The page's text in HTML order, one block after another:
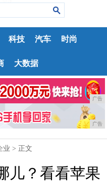
科技 汽车 时尚
大数据
广告
广告
业 > 正文
儿？看看苹果